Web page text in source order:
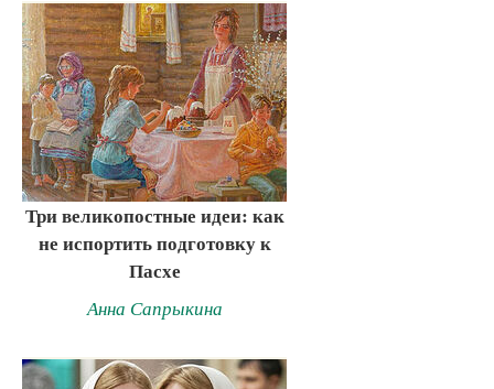
Три великопостные идеи: как
не испортить подготовку к
Пасхе
Анна Сапрыкина